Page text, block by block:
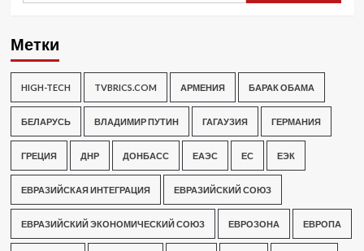
Метки
HIGH-TECH TVBRICS.COM АРМЕНИЯ БАРАК ОБАМА
БЕЛАРУСЬ ВЛАДИМИР ПУТИН ГАГАУЗИЯ ГЕРМАНИЯ
ГРЕЦИЯ ДНР ДОНБАСС ЕАЭС ЕС ЕЭК
ЕВРАЗИЙСКАЯ ИНТЕГРАЦИЯ ЕВРАЗИЙСКИЙ СОЮЗ
ЕВРАЗИЙСКИЙ ЭКОНОМИЧЕСКИЙ СОЮЗ ЕВРОЗОНА ЕВРОПА